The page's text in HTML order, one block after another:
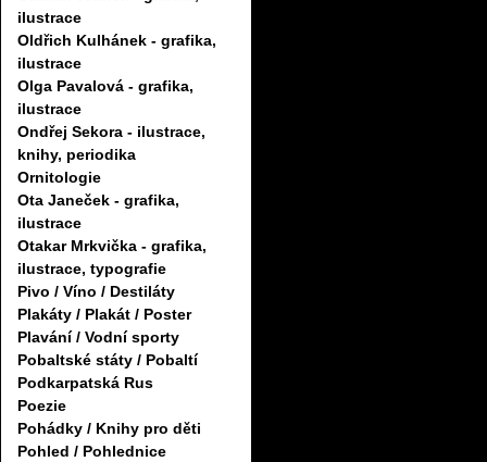
ilustrace
Oldřich Kulhánek - grafika,
ilustrace
Olga Pavalová - grafika,
ilustrace
Ondřej Sekora - ilustrace,
knihy, periodika
Ornitologie
Ota Janeček - grafika,
ilustrace
Otakar Mrkvička - grafika,
ilustrace, typografie
Pivo / Víno / Destiláty
Plakáty / Plakát / Poster
Plavání / Vodní sporty
Pobaltské státy / Pobaltí
Podkarpatská Rus
Poezie
Pohádky / Knihy pro děti
Pohled / Pohlednice